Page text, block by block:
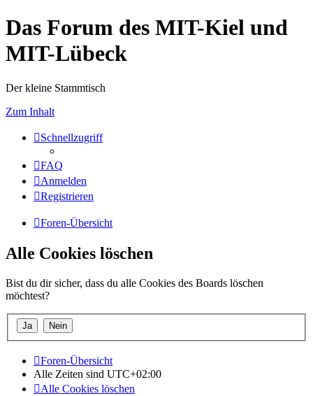
Das Forum des MIT-Kiel und
MIT-Lübeck
Der kleine Stammtisch
Zum Inhalt
Schnellzugriff
FAQ
Anmelden
Registrieren
Foren-Übersicht
Alle Cookies löschen
Bist du dir sicher, dass du alle Cookies des Boards löschen
möchtest?
Foren-Übersicht
Alle Zeiten sind UTC+02:00
Alle Cookies löschen